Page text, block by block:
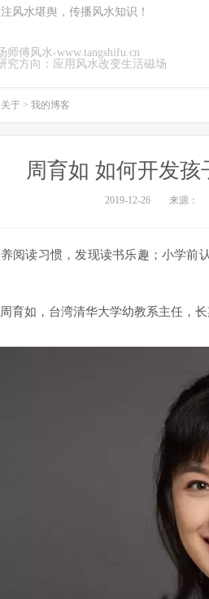
师傅风水-www.tangshifu.cn
究方向：应用风水改变生活磁场
风水堪舆，传播风水知识！
关于 > 我的博客
周育如 如何开发
2019-12-26 来源：
阅读习惯，发现读书乐趣；小学前
育如，台湾清华大学幼教系主任，长